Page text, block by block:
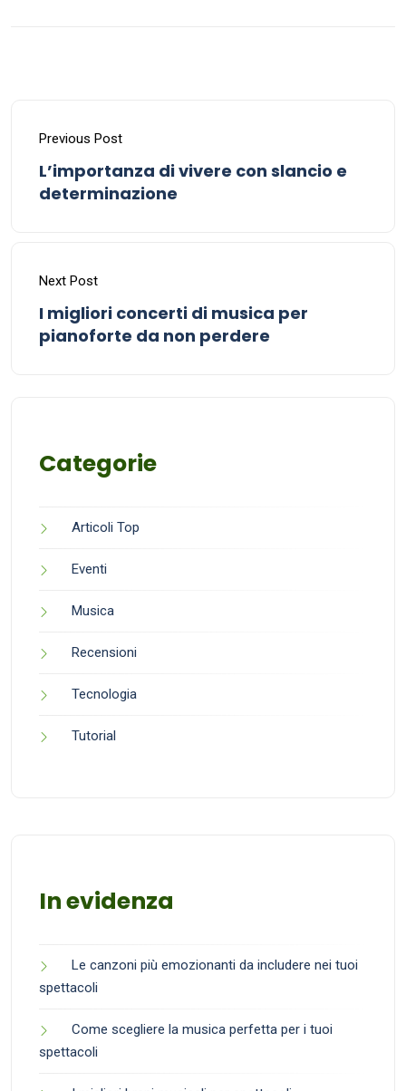
Previous Post
L’importanza di vivere con slancio e
determinazione
Next Post
I migliori concerti di musica per
pianoforte da non perdere
Categorie
Articoli Top
Eventi
Musica
Recensioni
Tecnologia
Tutorial
In evidenza
Le canzoni più emozionanti da includere nei tuoi
spettacoli
Come scegliere la musica perfetta per i tuoi
spettacoli